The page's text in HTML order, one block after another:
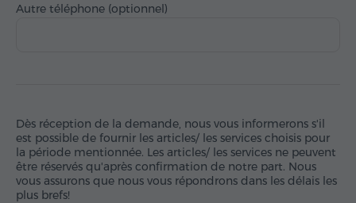
Autre téléphone (optionnel)
Dès réception de la demande, nous vous informerons s'il
est possible de fournir les articles/ les services choisis pour
la période mentionnée. Les articles/ les services ne peuvent
être réservés qu'après confirmation de notre part. Nous
vous assurons que nous vous répondrons dans les délais les
plus brefs!